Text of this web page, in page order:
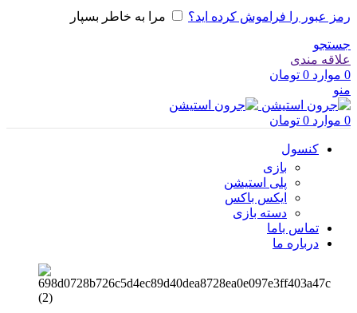
رمز عبور را فراموش کرده اید؟ مرا به خاطر بسپار
جستجو
علاقه مندی
0 موارد 0 تومان
منو
0 موارد 0 تومان
کنسول
بازی
پلی استیشن
ایکس باکس
دسته بازی
تماس باما
درباره ما